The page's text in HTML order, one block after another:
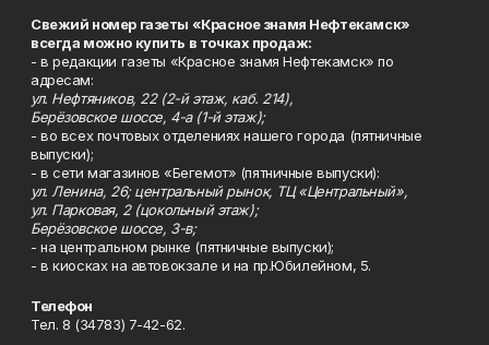
Свежий номер газеты «Красное знамя Нефтекамск»
всегда можно купить в точках продаж:
- в редакции газеты «Красное знамя Нефтекамск» по
адресам:
ул. Нефтяников, 22 (2-й этаж, каб. 214),
Берёзовское шоссе, 4-а (1-й этаж);
- во всех почтовых отделениях нашего города (пятничные
выпуски);
- в сети магазинов «Бегемот» (пятничные выпуски):
ул. Ленина, 26; центральный рынок, ТЦ «Центральный»,
ул. Парковая, 2 (цокольный этаж);
Берёзовское шоссе, 3-в;
- на центральном рынке (пятничные выпуски);
- в киосках на автовокзале и на пр.Юбилейном, 5.
Телефон
Тел. 8 (34783) 7-42-62.